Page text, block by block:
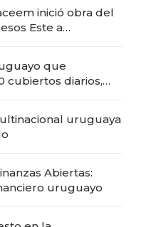
inició obra del
Este a
que
cubiertos diarios,
uruguaya
Abiertas:
uruguayo